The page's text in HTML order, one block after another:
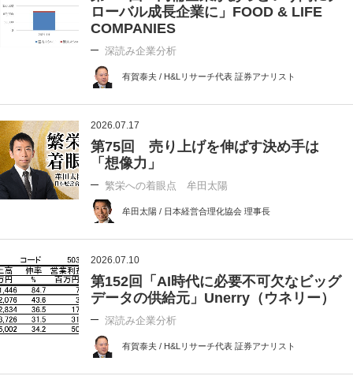
ローバル成長企業に」FOOD & LIFE
COMPANIES
深読み企業分析
有賀泰夫 / H&Lリサーチ代表 証券アナリスト
2026.07.17
第75回 売り上げを伸ばす決め手は
「想像力」
繁栄への着眼点 牟田太陽
牟田太陽 / 日本経営合理化協会 理事長
2026.07.10
第152回「AI時代に必要不可欠なビッグ
データの供給元」Unerry（ウネリー）
深読み企業分析
有賀泰夫 / H&Lリサーチ代表 証券アナリスト